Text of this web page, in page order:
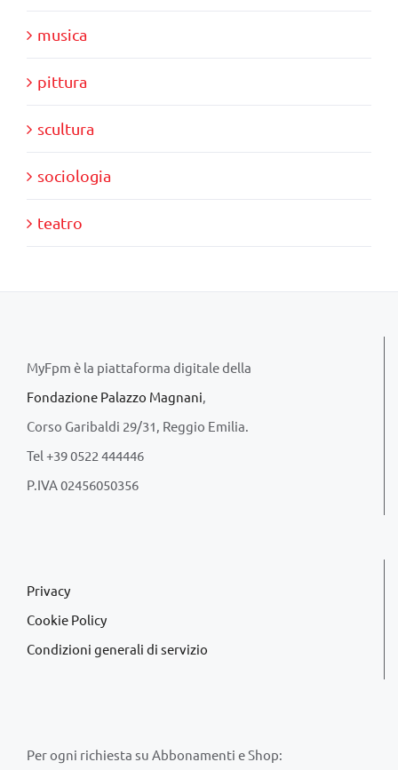
musica
pittura
scultura
sociologia
teatro
MyFpm è la piattaforma digitale della
Fondazione Palazzo Magnani,
Corso Garibaldi 29/31, Reggio Emilia.
Tel +39 0522 444446
P.IVA 02456050356
Privacy
Cookie Policy
Condizioni generali di servizio
Per ogni richiesta su Abbonamenti e Shop: